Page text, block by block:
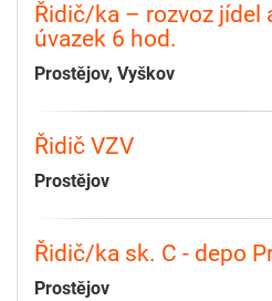
Řidič/ka – rozvoz jídel
úvazek 6 hod.
Prostějov, Vyškov
Řidič VZV
Prostějov
Řidič/ka sk. C - depo
Prostějov